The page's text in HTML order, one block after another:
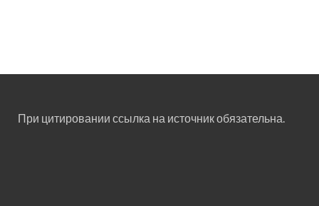
При цитировании ссылка на источник обязательна.